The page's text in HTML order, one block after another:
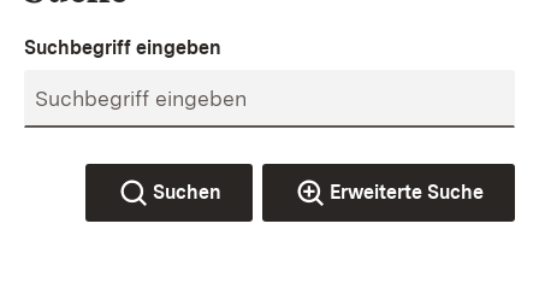
Suchbegriff eingeben
Suchen Erweiterte Suche